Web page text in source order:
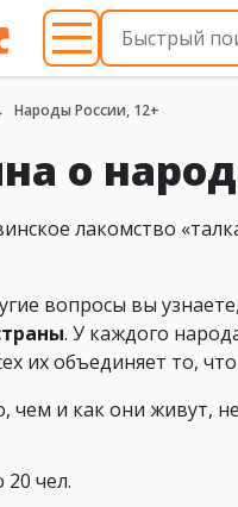
Народы России, 12+
о
лакомство
вопросы вы
. У каждого
их объединяет то,
чем и как они живут,
20 чел.